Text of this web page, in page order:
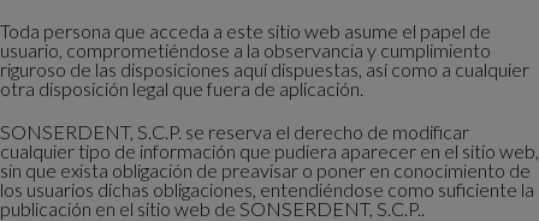
Toda persona que acceda a este sitio web asume el papel de
usuario, comprometiéndose a la observancia y cumplimiento
riguroso de las disposiciones aquí dispuestas, así como a cualquier
otra disposición legal que fuera de aplicación.
SONSERDENT, S.C.P. se reserva el derecho de modificar
cualquier tipo de información que pudiera aparecer en el sitio web,
sin que exista obligación de preavisar o poner en conocimiento de
los usuarios dichas obligaciones, entendiéndose como suficiente la
publicación en el sitio web de SONSERDENT, S.C.P..